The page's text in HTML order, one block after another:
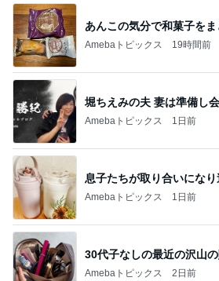
あんこの気分で和菓子を
Amebaトピックス 19時間前
堀ちえみの夫 妻は準備し
Amebaトピックス 1日前
息子たちが取り合いになり
Amebaトピックス 1日前
30代子なしの最近の沢山
Amebaトピックス 2日前